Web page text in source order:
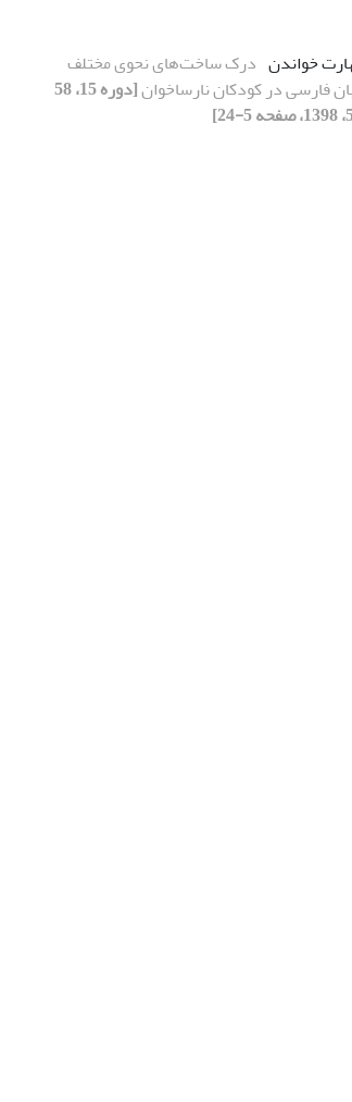
خواندن درک ساخت‌های نحوی مختلف
فارسی در کودکان نارساخوان
[دوره 15، 58
24]